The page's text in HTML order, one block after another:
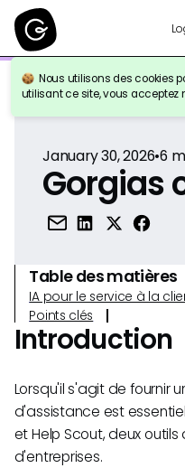
Nous utilisons des cookies
utilisant ce site, vous acceptez
Retour à la référence
January 30, 2026•6
Gorgias
Table des matières
IA pour le service à la
Points clés
Introduction
Lorsqu'il s'agit de fournir
d'assistance est
et Help Scout, deux
d'entreprises.